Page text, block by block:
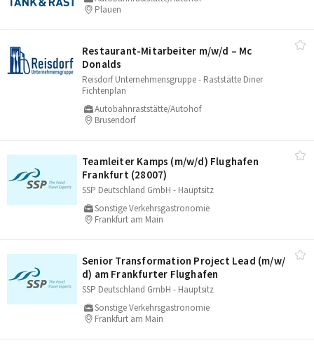
Plauen
Restaurant-Mitarbeiter m/​w/​d – Mc
Donalds
Reisdorf Unternehmensgruppe - Raststätte Diner
Fichtenplan
Autobahnraststätte/Autohof
Brusendorf
Teamleiter Kamps (m/​w/​d) Flughafen
Frankfurt (28007)
SSP Deutschland GmbH - Hauptsitz
Sonstige Verkehrsgastronomie
Frankfurt am Main
Senior Transformation Project Lead (m/​w/​
d) am Frankfurter Flughafen
SSP Deutschland GmbH - Hauptsitz
Sonstige Verkehrsgastronomie
Frankfurt am Main